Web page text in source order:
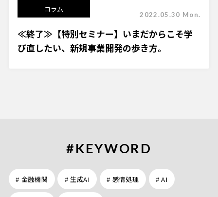
コラム
2022.05.30 Mon.
≪終了≫【特別セミナー】いまだからこそ学
び直したい、新規事業開発の歩き方。
#KEYWORD
# 金融機関 # 生成AI # 感情処理 # AI